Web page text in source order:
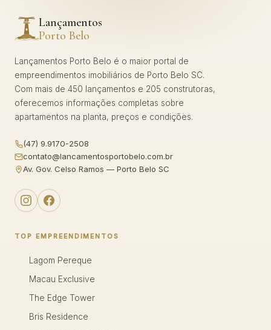
Lançamentos
Porto Belo
Lançamentos Porto Belo é o maior portal de
empreendimentos imobiliários de Porto Belo SC.
Com mais de 450 lançamentos e 205 construtoras,
oferecemos informações completas sobre
apartamentos na planta, preços e condições.
(47) 9.9170-2508
contato@lancamentosportobelo.com.br
Av. Gov. Celso Ramos — Porto Belo SC
TOP EMPREENDIMENTOS
Lagom Pereque
Macau Exclusive
The Edge Tower
Bris Residence